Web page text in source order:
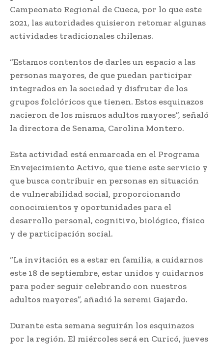
Campeonato Regional de Cueca, por lo que este
2021, las autoridades quisieron retomar algunas
actividades tradicionales chilenas.
“Estamos contentos de darles un espacio a las
personas mayores, de que puedan participar
integrados en la sociedad y disfrutar de los
grupos folclóricos que tienen. Estos esquinazos
nacieron de los mismos adultos mayores”, señaló
la directora de Senama, Carolina Montero.
Esta actividad está enmarcada en el Programa
Envejecimiento Activo, que tiene este servicio y
que busca contribuir en personas en situación
de vulnerabilidad social, proporcionando
conocimientos y oportunidades para el
desarrollo personal, cognitivo, biológico, físico
y de participación social.
“La invitación es a estar en familia, a cuidarnos
este 18 de septiembre, estar unidos y cuidarnos
para poder seguir celebrando con nuestros
adultos mayores”, añadió la seremi Gajardo.
Durante esta semana seguirán los esquinazos
por la región. El miércoles será en Curicó, jueves